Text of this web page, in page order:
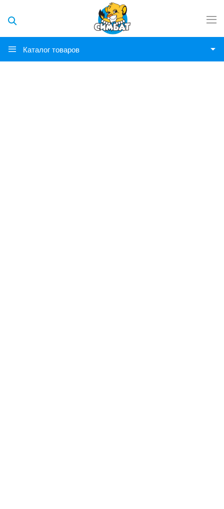
Каталог товаров